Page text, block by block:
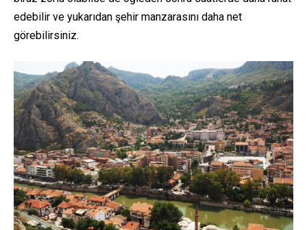
edebilir ve yukarıdan şehir manzarasını daha net
görebilirsiniz.